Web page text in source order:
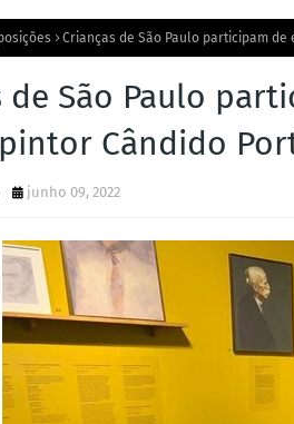
Crianças de São Paulo participam
de São Paulo
Cândido
junho 09, 2022